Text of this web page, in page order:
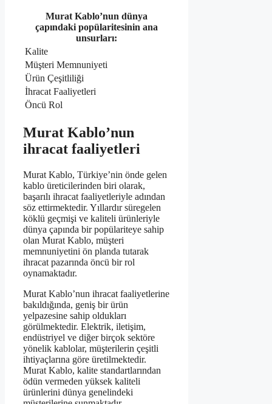
Murat Kablo’nun dünya
çapındaki popülaritesinin ana
unsurları:
Kalite
Müşteri Memnuniyeti
Ürün Çeşitliliği
İhracat Faaliyetleri
Öncü Rol
Murat Kablo’nun
ihracat faaliyetleri
Murat Kablo, Türkiye’nin önde gelen
kablo üreticilerinden biri olarak,
başarılı ihracat faaliyetleriyle adından
söz ettirmektedir. Yıllardır süregelen
köklü geçmişi ve kaliteli ürünleriyle
dünya çapında bir popülariteye sahip
olan Murat Kablo, müşteri
memnuniyetini ön planda tutarak
ihracat pazarında öncü bir rol
oynamaktadır.
Murat Kablo’nun ihracat faaliyetlerine
bakıldığında, geniş bir ürün
yelpazesine sahip oldukları
görülmektedir. Elektrik, iletişim,
endüstriyel ve diğer birçok sektöre
yönelik kablolar, müşterilerin çeşitli
ihtiyaçlarına göre üretilmektedir.
Murat Kablo, kalite standartlarından
ödün vermeden yüksek kaliteli
ürünlerini dünya genelindeki